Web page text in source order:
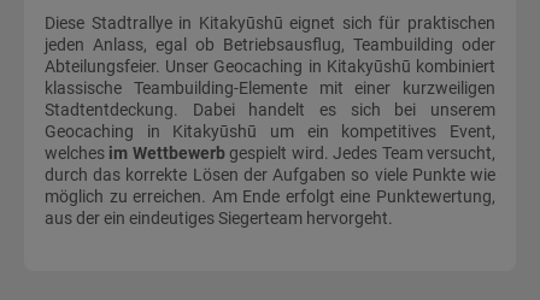
Diese Stadtrallye in Kitakyūshū eignet sich für praktischen
jeden Anlass, egal ob Betriebsausflug, Teambuilding oder
Abteilungsfeier. Unser Geocaching in Kitakyūshū kombiniert
klassische Teambuilding-Elemente mit einer kurzweiligen
Stadtentdeckung. Dabei handelt es sich bei unserem
Geocaching in Kitakyūshū um ein kompetitives Event,
welches im Wettbewerbgespielt wird. Jedes Team versucht,
durch das korrekte Lösen der Aufgaben so viele Punkte wie
möglich zu erreichen. Am Ende erfolgt eine Punktewertung,
aus der ein eindeutiges Siegerteam hervorgeht.